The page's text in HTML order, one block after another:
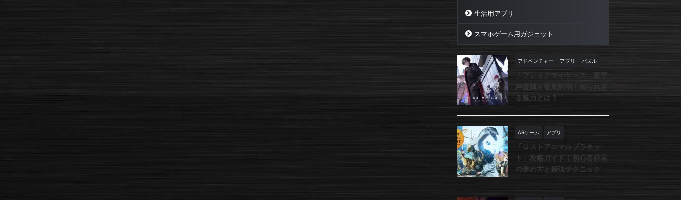
生活用アプリ
スマホゲーム用ガジェット
アドベンチャー アプリ パズル
「ブレイクマイケース」豪華
声優陣を徹底解剖！知られざ
る魅力とは？
ARゲーム アプリ
「ロストアニマルプラネッ
ト」攻略ガイド！初心者必見
の進め方と最強テクニック